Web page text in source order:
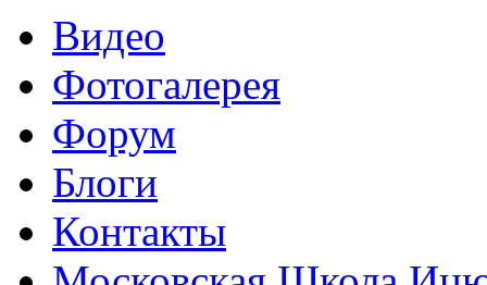
Видео
Фотогалерея
Форум
Блоги
Контакты